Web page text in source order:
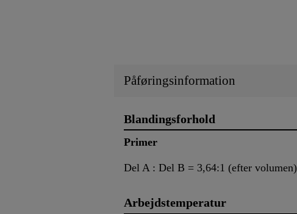
Påføringsinformation
Blandingsforhold
Primer
Del A : Del B = 3,64:1 (efter volumen)
Arbejdstemperatur